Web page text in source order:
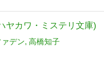
ヤカワ・ミステリ文庫)
デン